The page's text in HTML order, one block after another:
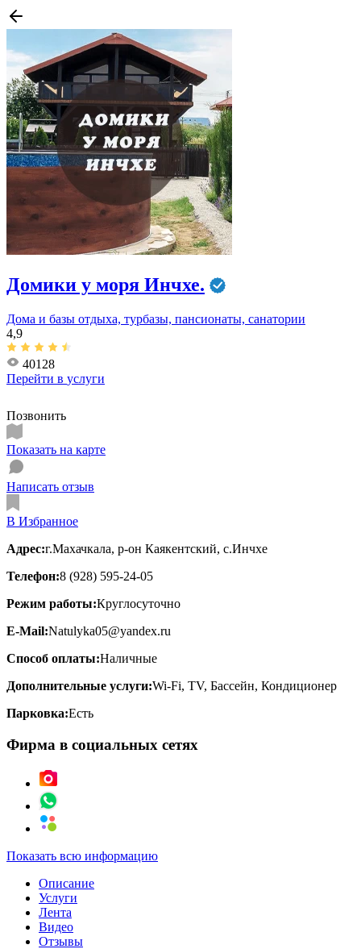
Домики у моря Инчхе.
Дома и базы отдыха, турбазы, пансионаты, санатории
4,9
40128
Перейти в услуги
Позвонить
Показать на карте
Написать отзыв
В Избранное
Адрес:г.Махачкала, р-он Каякентский, с.Инчхе
Телефон:8 (928) 595-24-05
Режим работы:Круглосуточно
E-Mail:Natulyka05@yandex.ru
Способ оплаты:Наличные
Дополнительные услуги:Wi-Fi, TV, Бассейн, Кондиционер
Парковка:Есть
Фирма в социальных сетях
Показать всю информацию
Описание
Услуги
Лента
Видео
Отзывы